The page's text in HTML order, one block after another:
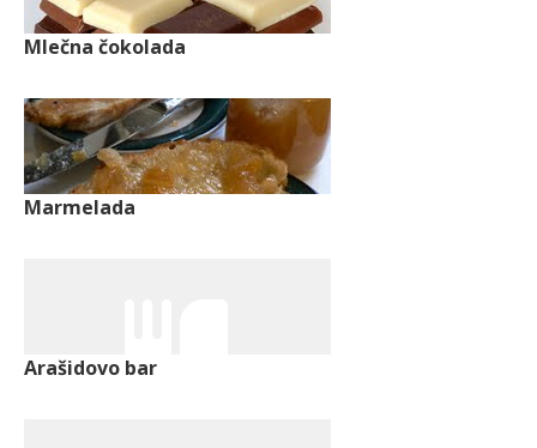
Mlečna čokolada
Marmelada
Arašidovo bar